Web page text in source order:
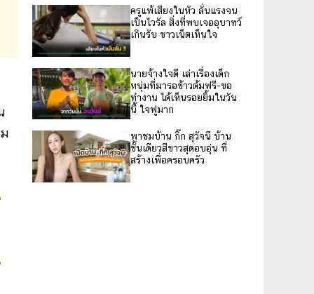
ครูแพ้เสียงในหัว ลั่นแรงจน
เป็นไวรัล สิ่งที่พบเจออุบาทว์
เกินรับ ชาวเน็ตเห็นใจ
นายจ้างใจดี เล่าเรื่องเด็ก
หนุ่มที่มารอข้าวต้มฟรี-ขอ
ทำงาน ได้เห็นรอยยิ้มในวัน
นี้ ใจฟูมาก
พาชมบ้าน กิ๊ก สุวัจนี บ้าน
ชั้นเดียวสีขาวสุดอบอุ่น ที่
สร้างเพื่อครอบครัว